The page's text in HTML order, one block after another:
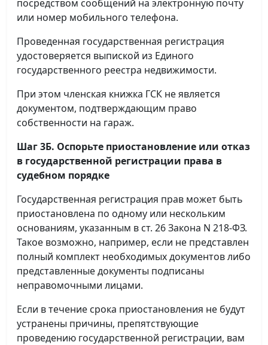
посредством сообщений на электронную почту
или номер мобильного телефона.
Проведенная государственная регистрация
удостоверяется выпиской из Единого
государственного реестра недвижимости.
При этом членская книжка ГСК не является
документом, подтверждающим право
собственности на гараж.
Шаг 3Б. Оспорьте приостановление или отказ
в государственной регистрации права в
судебном порядке
Государственная регистрация прав может быть
приостановлена по одному или нескольким
основаниям, указанным в ст. 26 Закона N 218-ФЗ.
Такое возможно, например, если не представлен
полный комплект необходимых документов либо
представленные документы подписаны
неправомочными лицами.
Если в течение срока приостановления не будут
устранены причины, препятствующие
проведению государственной регистрации, вам